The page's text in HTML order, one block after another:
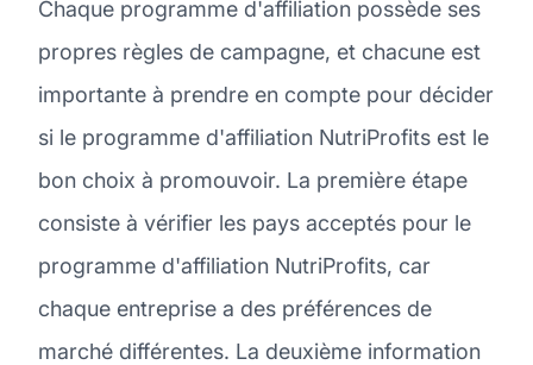
Chaque programme d'affiliation possède ses
propres règles de campagne, et chacune est
importante à prendre en compte pour décider
si le programme d'affiliation NutriProfits est le
bon choix à promouvoir. La première étape
consiste à vérifier les pays acceptés pour le
programme d'affiliation NutriProfits, car
chaque entreprise a des préférences de
marché différentes. La deuxième information